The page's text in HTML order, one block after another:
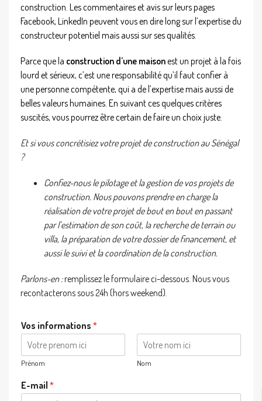
construction. Les commentaires et avis sur leurs pages
Facebook, LinkedIn peuvent vous en dire long sur l’expertise du
constructeur potentiel mais aussi sur ses qualités.
Parce que la construction d’une maisonest un projet à la fois
lourd et sérieux, c’est une responsabilité qu’il faut confier à
une personne compétente, qui a de l’expertise mais aussi de
belles valeurs humaines. En suivant ces quelques critères
suscités, vous pourrez être certain de faire un choix juste.
Et si vous concrétisiez votre projet de construction au Sénégal
?
Confiez-nous le pilotage et la gestion de vos projets de
construction. Nous pouvons prendre en charge la
réalisation de votre projet de bout en bout en passant
par l’estimation de son coût, la recherche de terrain ou
villa, la préparation de votre dossier de financement, et
aussi le suivi et la coordination de la construction.
Parlons-en :remplissez le formulaire ci-dessous. Nous vous
recontacterons sous 24h (hors weekend).
Vos informations *
Prénom Nom
E-mail *